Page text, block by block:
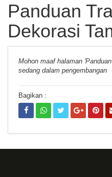
Panduan
Dekorasi
Mohon maaf halaman
sedang dalam pengembangan
Bagikan :